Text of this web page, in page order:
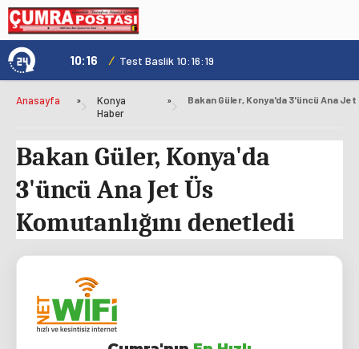
10:16 / Test Baslik 10:16:19
Anasayfa »
Konya
Haber
»
Bakan Güler, Konya'da
3'üncü Ana Jet Üs
Komutanlığını denetledi